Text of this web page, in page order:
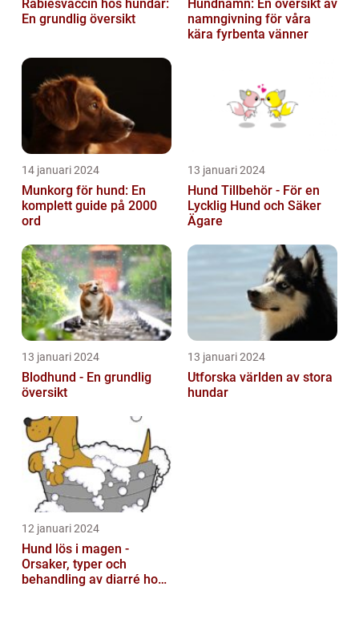
Rabiesvaccin hos hundar:
En grundlig översikt
Hundnamn: En översikt av
namngivning för våra
kära fyrbenta vänner
14 januari 2024
Munkorg för hund: En
komplett guide på 2000
ord
13 januari 2024
Hund Tillbehör - För en
Lycklig Hund och Säker
Ägare
13 januari 2024
Blodhund - En grundlig
översikt
13 januari 2024
Utforska världen av stora
hundar
12 januari 2024
Hund lös i magen -
Orsaker, typer och
behandling av diarré hos